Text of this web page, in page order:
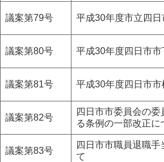
議案第79号 平成30年度市立四
議案第80号 平成30年度四日市
議案第81号 平成30年度四日市
議案第82号
四日市市委員会の
る条例の一部改正に
議案第83号
四日市市職員退職
て